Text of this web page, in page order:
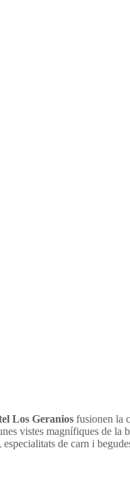
Los Geranios fusionen la
vistes magnífiques de
de carn i